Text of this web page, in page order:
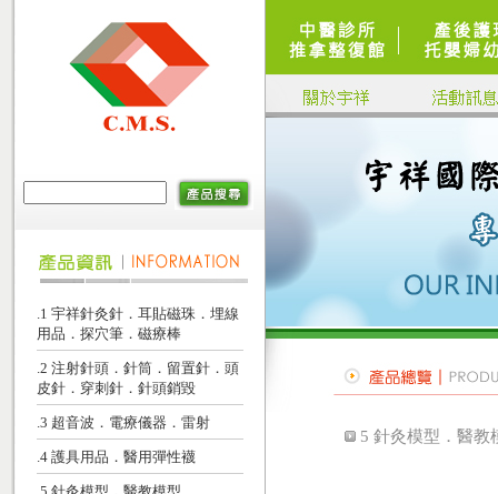
.1 宇祥針灸針．耳貼磁珠．埋線
用品．探穴筆．磁療棒
.2 注射針頭．針筒．留置針．頭
皮針．穿刺針．針頭銷毀
.3 超音波．電療儀器．雷射
.4 護具用品．醫用彈性襪
5 針灸模型．醫教